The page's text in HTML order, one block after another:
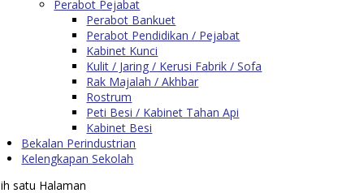
Perabot Pejabat
Perabot Bankuet
Perabot Pendidikan / Pejabat
Kabinet Kunci
Kulit / Jaring / Kerusi Fabrik / Sofa
Rak Majalah / Akhbar
Rostrum
Peti Besi / Kabinet Tahan Api
Kabinet Besi
Bekalan Perindustrian
Kelengkapan Sekolah
satu Halaman